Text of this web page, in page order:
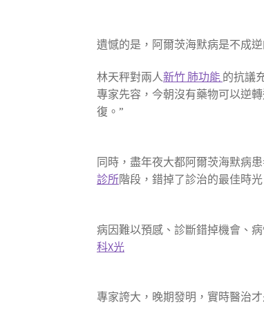
遺憾的是，阿爾茨海默病是不成逆
林天秤對兩人新竹 肺功能 的抗議
專家先容，今朝沒有藥物可以逆
復。”
同時，盡年夜大都阿爾茨海默病
診所階段，錯掉了診治的最佳時光
病因難以預感、診斷錯掉機會、
科X光
專家誇大，晚期發明，實時醫治才